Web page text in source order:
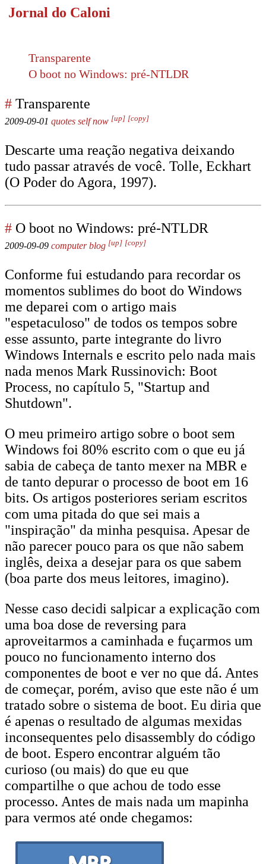
Jornal do Caloni
Transparente
O boot no Windows: pré-NTLDR
# Transparente
2009-09-01 quotes self now [up] [copy]
Descarte uma reação negativa deixando
tudo passar através de você. Tolle, Eckhart
(O Poder do Agora, 1997).
# O boot no Windows: pré-NTLDR
2009-09-09 computer blog [up] [copy]
Conforme fui estudando para recordar os
momentos sublimes do boot do Windows
me deparei com o artigo mais
"espetaculoso" de todos os tempos sobre
esse assunto, parte integrante do livro
Windows Internals e escrito pelo nada mais
nada menos Mark Russinovich: Boot
Process, no capítulo 5, "Startup and
Shutdown".
O meu primeiro artigo sobre o boot sem
Windows foi 80% escrito com o que eu já
sabia de cabeça de tanto mexer na MBR e
de tanto depurar o processo de boot em 16
bits. Os artigos posteriores seriam escritos
com uma pitada do que sei mais a
"inspiração" da minha pesquisa. Apesar de
não parecer pouco para os que não sabem
inglês, deixa a desejar para os que sabem
(boa parte dos meus leitores, imagino).
Nesse caso decidi salpicar a explicação com
uma boa dose de reversing para
aproveitarmos a caminhada e fuçarmos um
pouco no funcionamento interno dos
componentes de boot e ver no que dá. Antes
de começar, porém, aviso que este não é um
tratado sobre o sistema de boot. Eu diria que
é apenas o resultado de algumas mexidas
inconsequentes pelo disassembly do código
de boot. Espero encontrar alguém tão
curioso (ou mais) do que eu que
compartilhe o que achou de todo esse
processo. Antes de mais nada um mapinha
para vermos até onde chegamos: